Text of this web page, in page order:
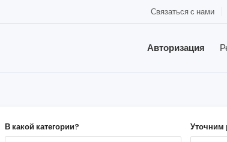
Связаться с нами
Авторизация
В какой категории? Уточним